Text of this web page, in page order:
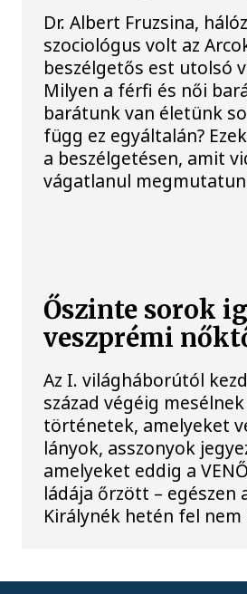
Dr. Albert Fruzsina,
szociológus volt az
beszélgetős est utolsó
Milyen a férfi és női
barátunk van életünk
függ ez egyáltalán?
a beszélgetésen, amit
vágatlanul
Őszinte sorok
veszprémi
Az I. világháborútól
század végéig
történetek, amelyeket
lányok, asszonyok
amelyeket eddig a
ládája őrzött – egészen
Királynék hetén fel